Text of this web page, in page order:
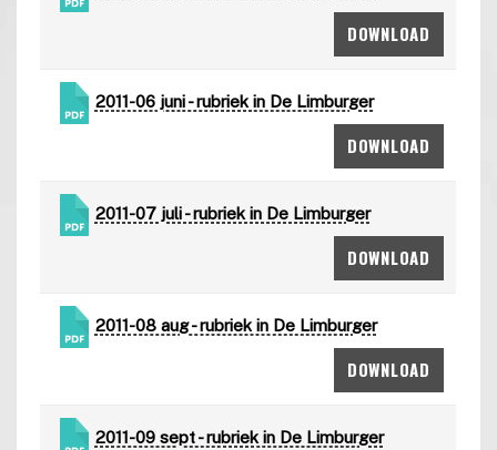
DOWNLOAD
2011-06 juni - rubriek in De Limburger
DOWNLOAD
2011-07 juli - rubriek in De Limburger
DOWNLOAD
2011-08 aug - rubriek in De Limburger
DOWNLOAD
2011-09 sept - rubriek in De Limburger